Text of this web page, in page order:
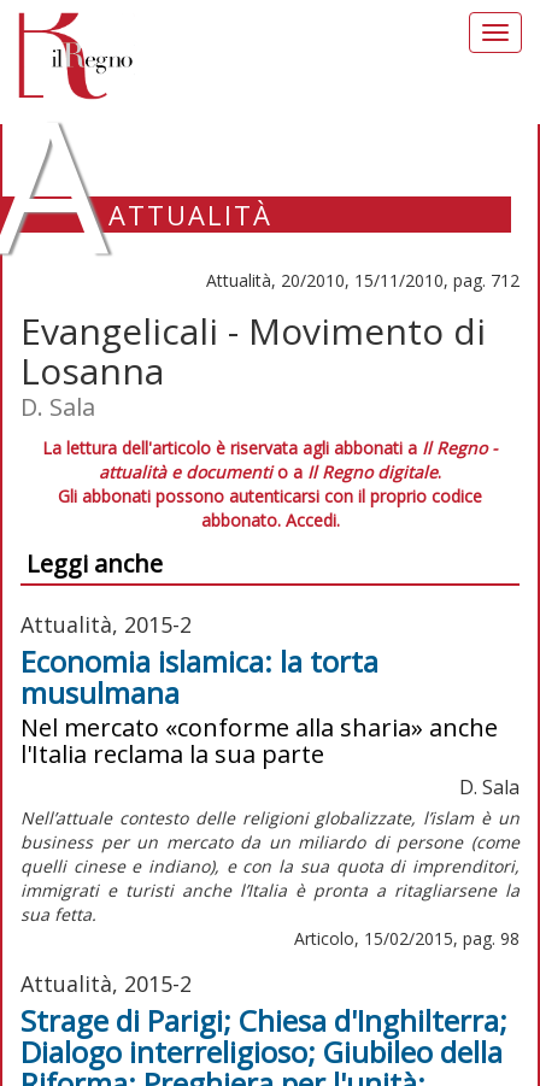
ATTUALITÀ
Attualità, 20/2010, 15/11/2010, pag. 712
Evangelicali - Movimento di
Losanna
D. Sala
La lettura dell'articolo è riservata agli abbonati a Il Regno -
attualità e documentio a Il Regno digitale.
Gli abbonati possono autenticarsi con il proprio codice
abbonato. Accedi.
Leggi anche
Attualità, 2015-2
Economia islamica: la torta
musulmana
Nel mercato «conforme alla sharia» anche
l'Italia reclama la sua parte
D. Sala
Nell’attuale contesto delle religioni globalizzate, l’islam è un
business per un mercato da un miliardo di persone (come
quelli cinese e indiano), e con la sua quota di imprenditori,
immigrati e turisti anche l’Italia è pronta a ritagliarsene la
sua fetta.
Articolo, 15/02/2015, pag. 98
Attualità, 2015-2
Strage di Parigi; Chiesa d'Inghilterra;
Dialogo interreligioso; Giubileo della